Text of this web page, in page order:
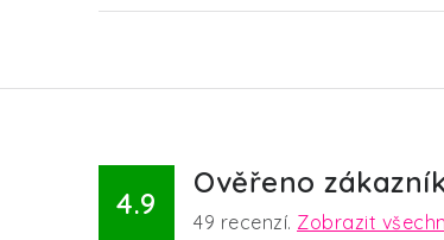
4.9
Ověřeno
49 recenzí. Zobrazit